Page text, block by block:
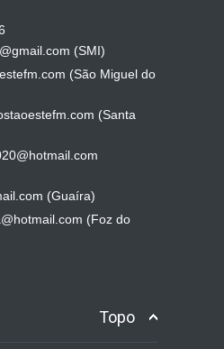
(SMI)
(São Miguel do
(Santa
(Guaíra)
(Foz do
Topo